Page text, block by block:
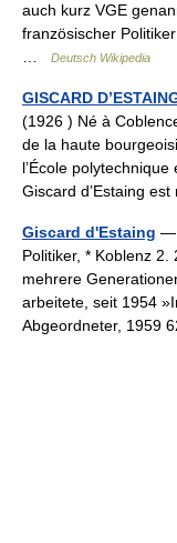
auch kurz VGE
französischer
Deutsch Wikipedia
GISCARD
(1926 ) Né à
de la haute
l’École polytechnique
Giscard d’Estaing
Giscard d'Estaing —
Politiker, * Koblenz
mehrere
arbeitete, seit 1954
Abgeordneter,